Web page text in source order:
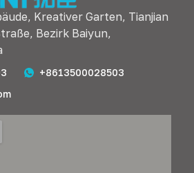
Kreativer Garten, Tianjian
Bezirk Baiyun,
+8613500028503